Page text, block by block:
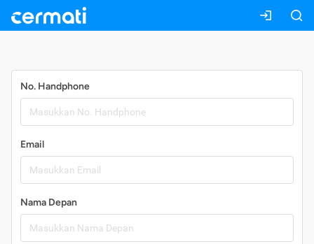
No. Handphone
Email
Nama Depan